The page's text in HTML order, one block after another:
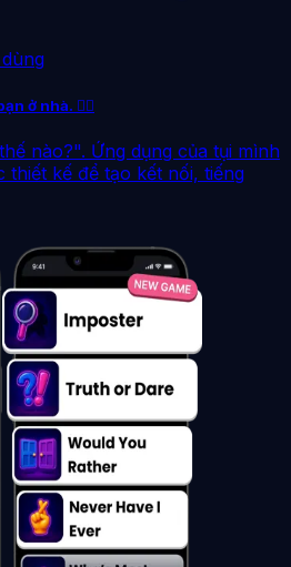
ở nhà. ❤️‍🔥
nào?". Ứng dụng của tụi mình
kế để tạo kết nối, tiếng